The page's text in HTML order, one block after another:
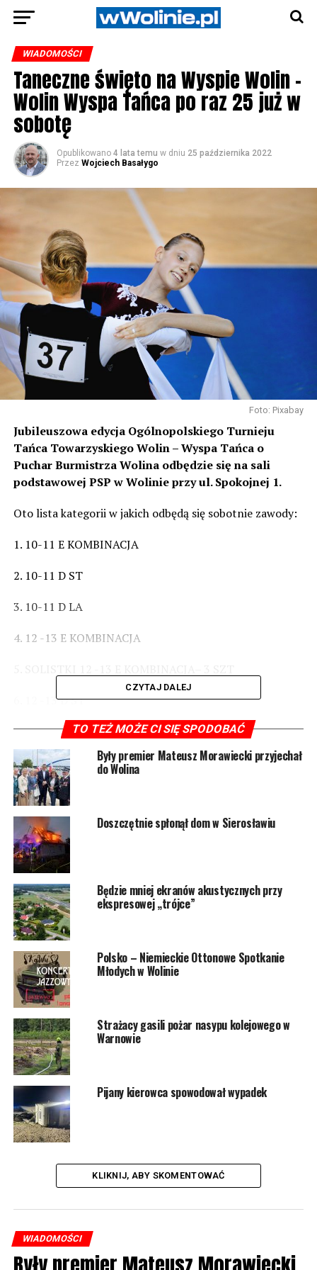
WIADOMOŚCI
Taneczne święto na Wyspie Wolin –
Wolin Wyspa Tańca po raz 25 już w
sobotę
Opublikowano 4 lata temu w dniu 25 października 2022
Przez Wojciech Basałygo
Foto: Pixabay
Jubileuszowa edycja Ogólnopolskiego Turnieju
Tańca Towarzyskiego Wolin – Wyspa Tańca o
Puchar Burmistrza Wolina odbędzie się na sali
podstawowej PSP w Wolinie przy ul. Spokojnej 1.
Oto lista kategorii w jakich odbędą się sobotnie zawody:
1. 10-11 E KOMBINACJA
2. 10-11 D ST
3. 10-11 D LA
4. 12 -13 E KOMBINACJA
6. 12 -13 D ST
7. 12 -13 D LA
8. 14 – 15 E KOMBINACJA
9. 14 – 15 E KOMBINACJA SOLISTKI – 3 SZTUKI
10. 14 – 15 D ST
11. 14 – 15 D LA
12. 14 – 15 C ST
13. 14 -15 C LA
14. 14 15 B ST
15. 14 – 15 B LA
16. pow. 15 D ST
17. pow. 15 D LA
18. pow. 15 C ST
19. pow. 15 C LA
20. pow. 15 B ST
21. pow. 15 B LA
10139 odsłon
CZYTAJ DALEJ
TO TEŻ MOŻE CI SIĘ SPODOBAĆ
Były premier Mateusz Morawiecki przyjechał
do Wolina
Doszczętnie spłonął dom w Sierosławiu
Będzie mniej ekranów akustycznych przy
ekspresowej „trójce”
Polsko – Niemieckie Ottonowe Spotkanie
Młodych w Wolinie
Strażacy gasili pożar nasypu kolejowego w
Warnowie
Pijany kierowca spowodował wypadek
KLIKNIJ, ABY SKOMENTOWAĆ
WIADOMOŚCI